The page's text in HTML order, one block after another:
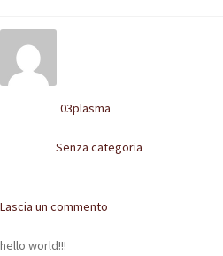
MOCASSINI
03plasma
Senza categoria
Lascia un commento
hello world!!!